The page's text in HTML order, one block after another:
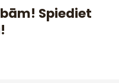
Spiediet